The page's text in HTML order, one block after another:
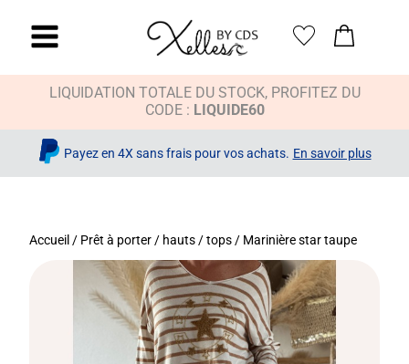
LIQUIDATION TOTALE DU STOCK, PROFITEZ DU
CODE : LIQUIDE60
Payez en 4X sans frais pour vos achats. En savoir plus
Accueil / Prêt à porter / hauts / tops / Marinière star taupe